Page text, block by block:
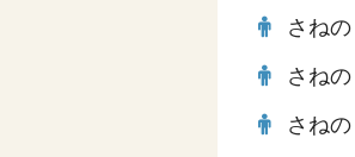
さねの
さねの
さねの